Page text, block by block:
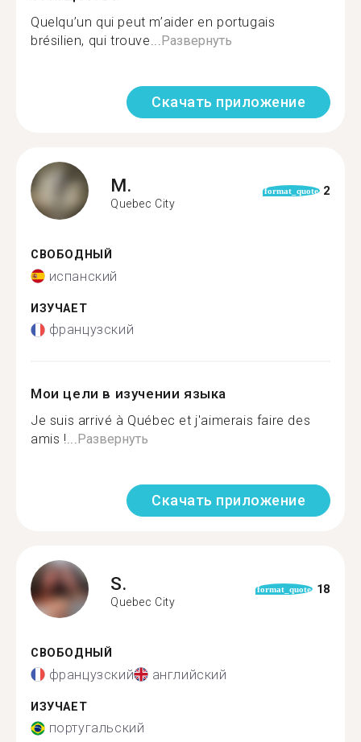
Quelqu’un qui peut m’aider en portugais
brésilien, qui trouve...Развернуть
Скачать приложение
M.
Quebec City
format_quote 2
СВОБОДНЫЙ
испанский
ИЗУЧАЕТ
французский
Мои цели в изучении языка
Je suis arrivé à Québec et j'aimerais faire des
amis !...Развернуть
Скачать приложение
S.
Quebec City
format_quote 18
СВОБОДНЫЙ
французский английский
ИЗУЧАЕТ
португальский